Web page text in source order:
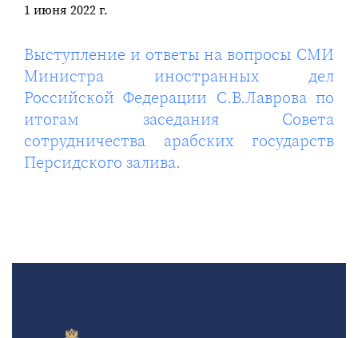
1 июня 2022 г.
Выступление и ответы на вопросы СМИ
Министра иностранных дел
Российской Федерации С.В.Лаврова по
итогам заседания Совета
сотрудничества арабских государств
Персидского залива.